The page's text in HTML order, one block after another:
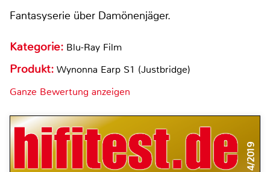
Fantasyserie über Damönenjäger.
Kategorie: Blu-Ray Film
Produkt: Wynonna Earp S1 (Justbridge)
Ganze Bewertung anzeigen
4/2019